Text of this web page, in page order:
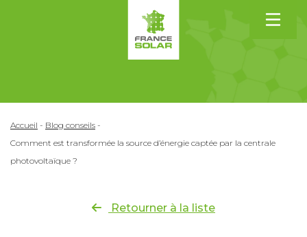
Accueil - Blog conseils -
Comment est transformée la source d’énergie captée par la centrale
photovoltaïque ?
Retourner à la liste